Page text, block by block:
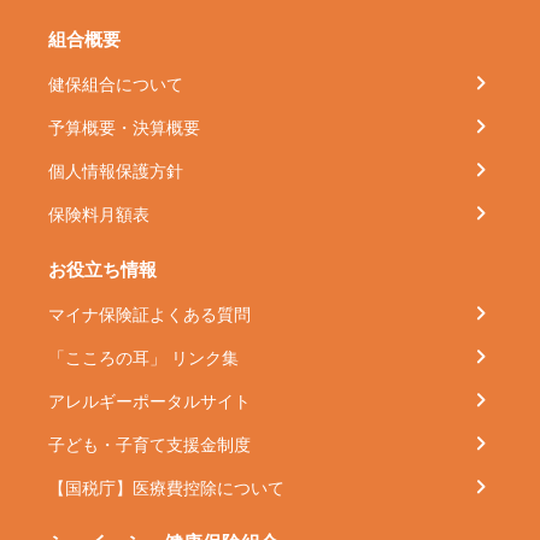
組合概要
健保組合について
予算概要・決算概要
個人情報保護方針
保険料月額表
お役立ち情報
マイナ保険証よくある質問
「こころの耳」 リンク集
アレルギーポータルサイト
子ども・子育て支援金制度
【国税庁】医療費控除について